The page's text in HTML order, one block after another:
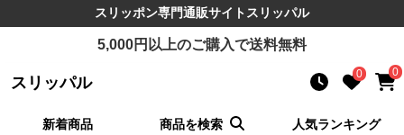
スリッポン専門通販サイト スリッパル
5,000円以上のご購入で送料無料
スリッパル 0 0
新着商品 商品を検索 人気ランキング